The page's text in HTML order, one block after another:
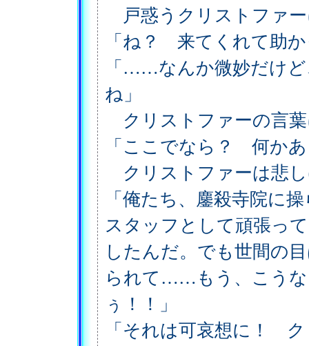
戸惑うクリストファ
「ね？ 来てくれて助
「……なんか微妙だけ
ね」
クリストファーの言
「ここでなら？ 何か
クリストファーは悲
「俺たち、鏖殺寺院に
スタッフとして頑張っ
したんだ。でも世間の
られて……もう、こうな
ぅ！！」
「それは可哀想に！